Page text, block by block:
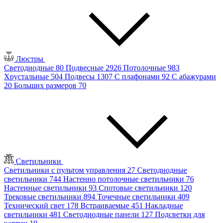
Люстры
Светодиодные 80 Подвесные 2926 Потолочные 983
Хрустальные 504 Подвесы 1307 С плафонами 92 С абажурами
20 Больших размеров 70
Светильники
Светильники с пультом управления 27 Светодиодные
светильники 744 Настенно потолочные светильники 76
Настенные светильники 93 Спотовые светильники 120
Трековые светильники 894 Точечные светильники 409
Технический свет 178 Встраиваемые 451 Накладные
светильники 481 Светодиодные панели 127 Подсветки для